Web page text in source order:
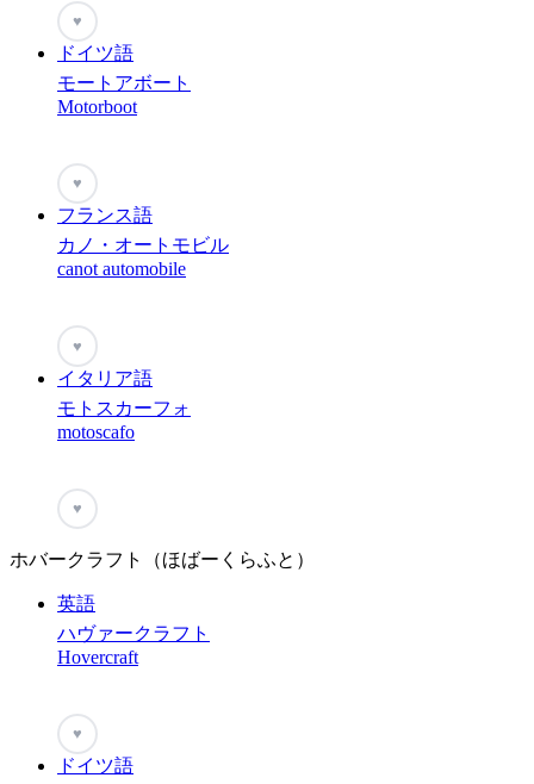
♥
ドイツ語
モートアボート
Motorboot
♥
フランス語
カノ・オートモビル
canot automobile
♥
イタリア語
モトスカーフォ
motoscafo
♥
ホバークラフト（ほばーくらふと）
英語
ハヴァークラフト
Hovercraft
♥
ドイツ語